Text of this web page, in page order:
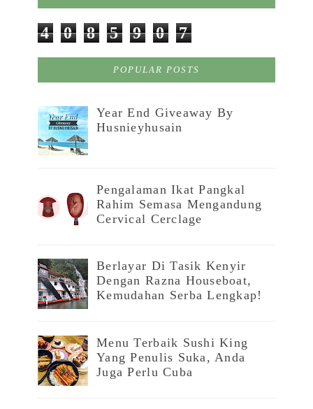
4 0 8 5 9 0 7
POPULAR POSTS
Year End Giveaway By
Husnieyhusain
Pengalaman Ikat Pangkal
Rahim Semasa Mengandung
Cervical Cerclage
Berlayar Di Tasik Kenyir
Dengan Razna Houseboat,
Kemudahan Serba Lengkap!
Menu Terbaik Sushi King
Yang Penulis Suka, Anda
Juga Perlu Cuba